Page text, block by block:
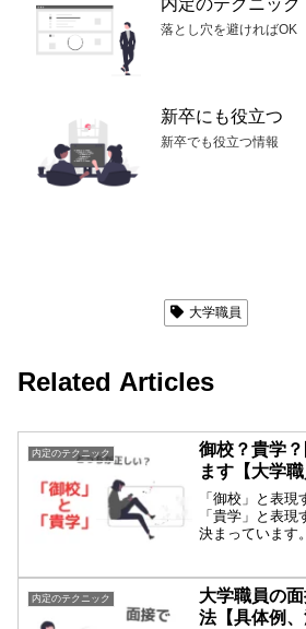
落とし穴を避ければOK
新卒にも役立つ
新卒でも役立つ情報
大学職員
Related Articles
内定のテクニック
御校？貴学
ます【大学
「御校」と表現
「貴学」と表
決まっています
う。
内定のテクニック
大学職員の
法【具体例